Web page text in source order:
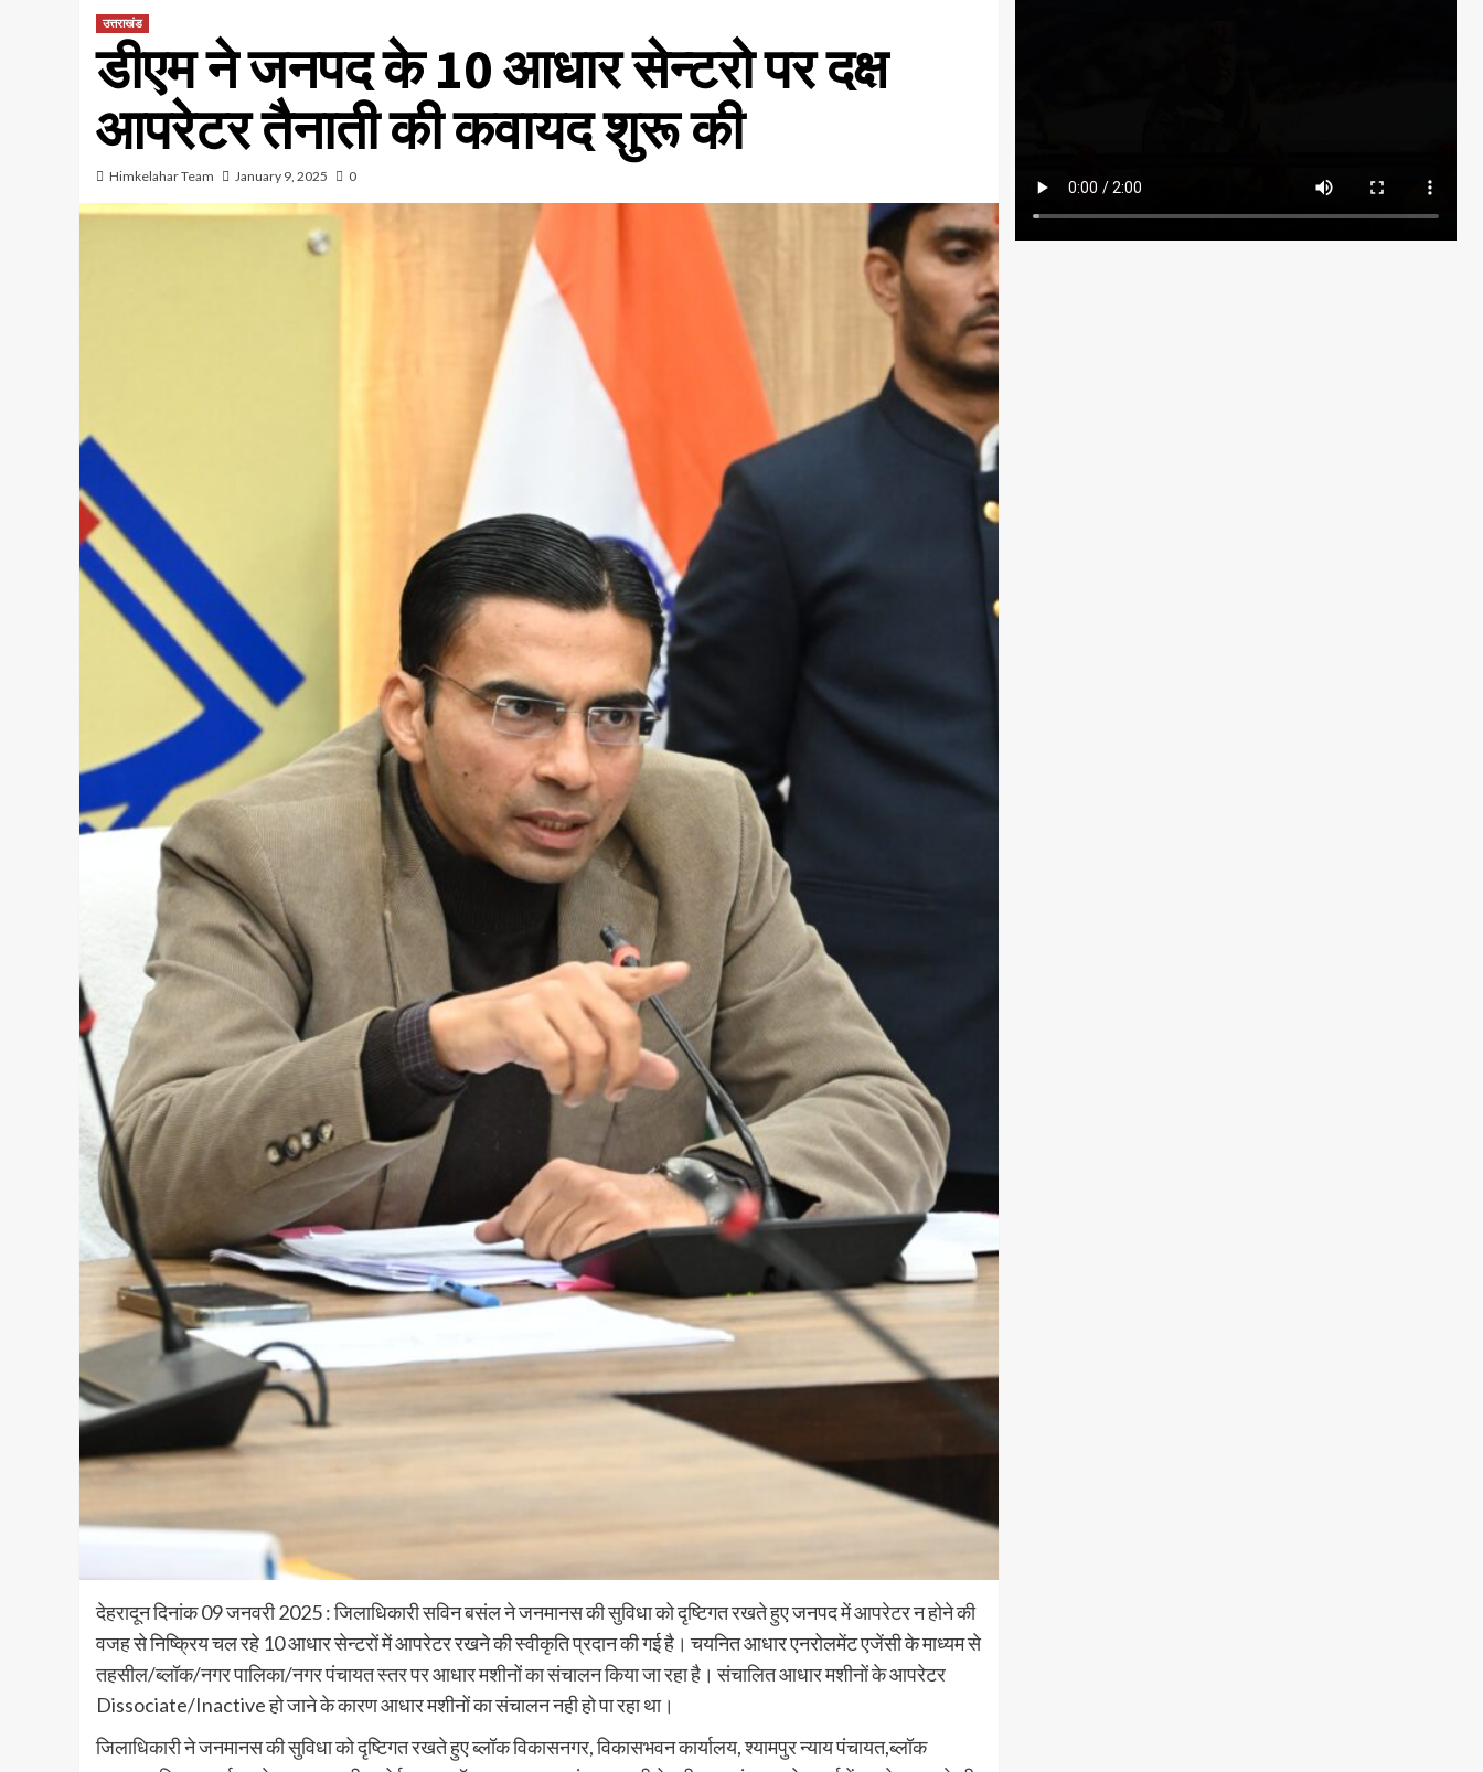
उत्तराखंड
डीएम ने जनपद के 10 आधार सेन्टरो पर दक्ष
आपरेटर तैनाती की कवायद शुरू की
Himkelahar Team January 9, 2025 0
देहरादून दिनांक 09 जनवरी 2025 : जिलाधिकारी सविन बसंल ने जनमानस की सुविधा को दृष्टिगत रखते हुए जनपद में आपरेटर न होने की
वजह से निष्क्रिय चल रहे 10 आधार सेन्टरों में आपरेटर रखने की स्वीकृति प्रदान की गई है। चयनित आधार एनरोलमेंट एजेंसी के माध्यम से
तहसील/ब्लॉक/नगर पालिका/नगर पंचायत स्तर पर आधार मशीनों का संचालन किया जा रहा है। संचालित आधार मशीनों के आपरेटर
Dissociate/Inactive हो जाने के कारण आधार मशीनों का संचालन नही हो पा रहा था।
जिलाधिकारी ने जनमानस की सुविधा को दृष्टिगत रखते हुए ब्लॉक विकासनगर, विकासभवन कार्यालय, श्यामपुर न्याय पंचायत,ब्लॉक